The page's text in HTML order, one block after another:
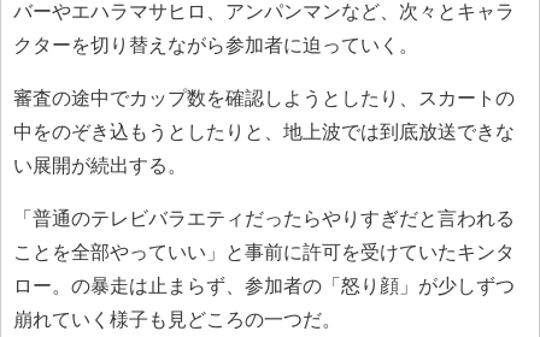
バーやエハラマサヒロ、アンパンマンなど、次々とキャラ
クターを切り替えながら参加者に迫っていく。
審査の途中でカップ数を確認しようとしたり、スカートの
中をのぞき込もうとしたりと、地上波では到底放送できな
い展開が続出する。
「普通のテレビバラエティだったらやりすぎだと言われる
ことを全部やっていい」と事前に許可を受けていたキンタ
ロー。の暴走は止まらず、参加者の「怒り顔」が少しずつ
崩れていく様子も見どころの一つだ。